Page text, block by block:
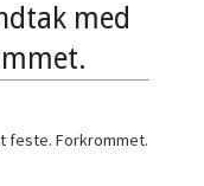
med
feste. Forkrommet.